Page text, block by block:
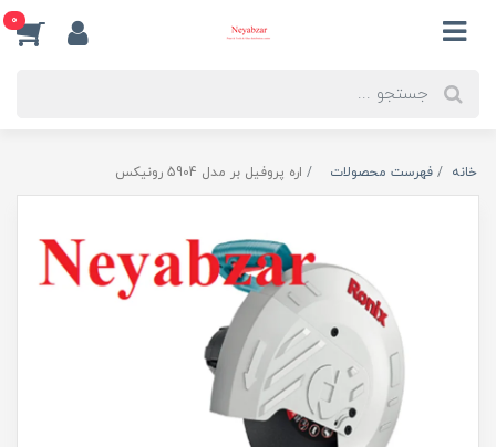
0
خانه فهرست محصولات اره پروفیل بر مدل 5904 رونیکس